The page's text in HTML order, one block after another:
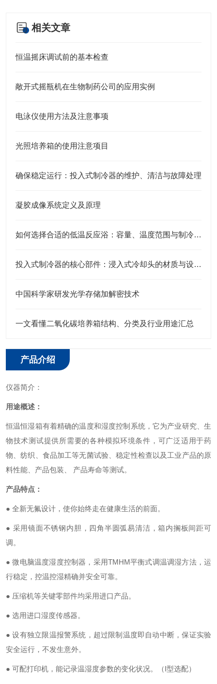
相关文章
恒温摇床调试前的基本检查
敞开式摇瓶机在生物制药公司的应用实例
电泳仪使用方法及注意事项
光照培养箱的使用注意项目
确保稳定运行：投入式制冷器的维护、清洁与故障处理
凝胶成像系统定义及原理
如何选择合适的低温反应浴：容量、温度范围与制冷方式
投入式制冷器的核心部件：浸入式冷却头的材质与设计特点
中国科学家研发光学存储加解密技术
一文看懂二氧化碳培养箱结构、分类及行业用途汇总
产品介绍
仪器简介：
用途概述：
恒温恒湿箱有着精确的温度和湿度控制系统，它为产业研究、生
物技术测试提供所需要的各种模拟环境条件，可广泛适用于药
物、纺织、食品加工等无菌试验、稳定性检查以及工业产品的原
料性能、产品包装、 产品寿命等测试。
产品特点：
● 全新无氟设计，使你始终走在健康生活的前面。
● 采用镜面不锈钢内胆，四角半圆弧易清洁，箱内搁板间距可
调。
● 微电脑温度湿度控制器，采用TMHM平衡式调温调湿方法，运
行稳定，控温控湿精确并安全可靠。
● 压缩机等关键零部件均采用进口产品。
● 选用进口湿度传感器。
● 设有独立限温报警系统，超过限制温度即自动中断，保证实验
安全运行，不发生意外。
● 可配打印机，能记录温湿度参数的变化状况。（I型选配）